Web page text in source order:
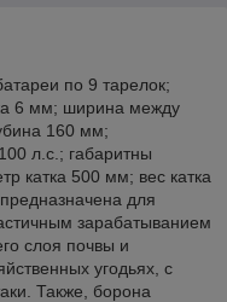
по 9 тарелок;
6 мм; ширина между
160 мм;
л.с.; габаритны
катка 500 мм; вес катка
для
зарабатыванием
слоя почвы и
угодьях, с
Также, борона